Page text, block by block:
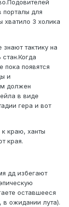
для
3 холика
тактику на
пока появятся
и
должен
в виде
гера и вот
краю, ханты
края.
дд избегают
оставшееся
в ожидании лута).